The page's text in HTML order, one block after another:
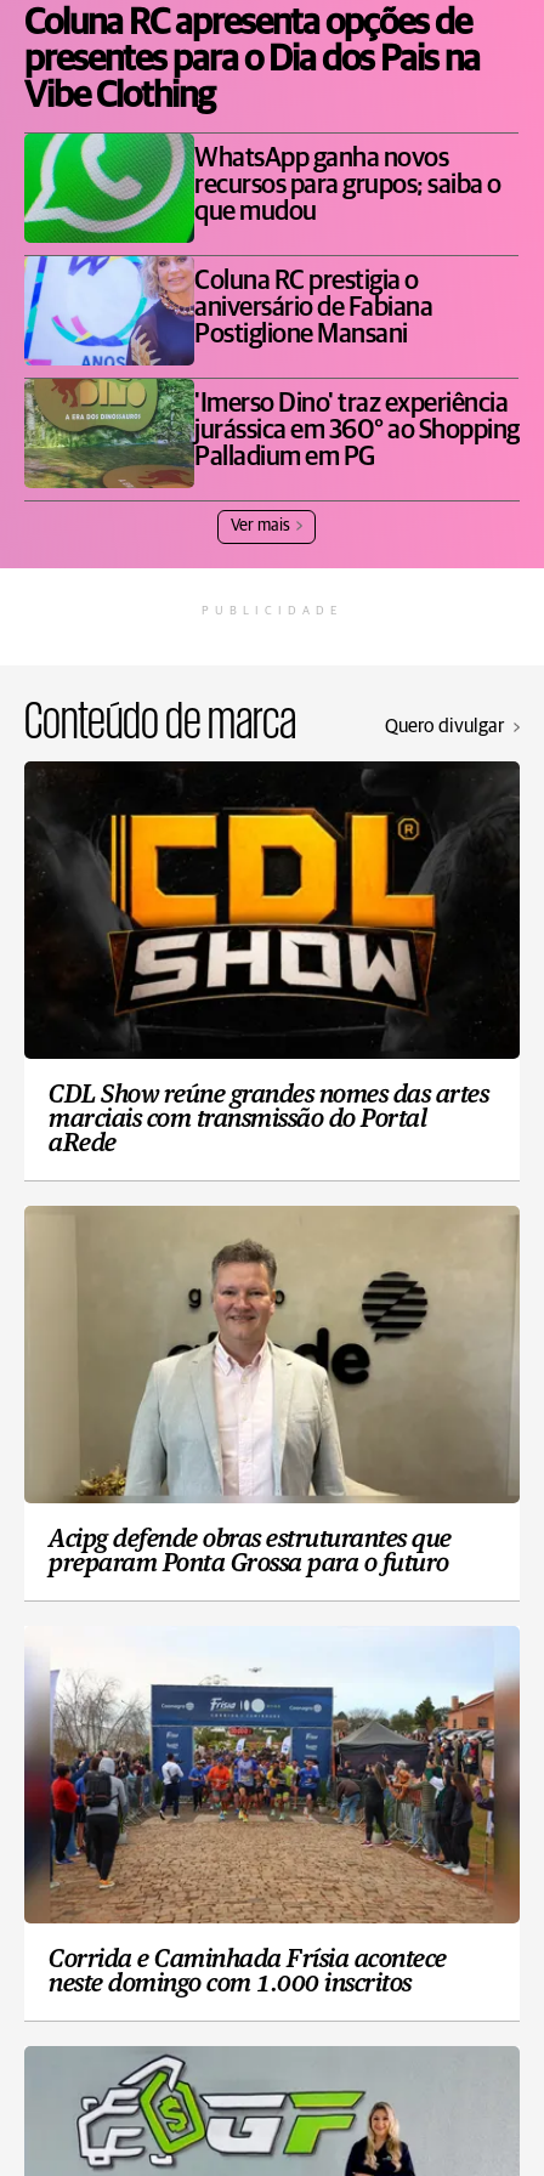
Coluna RC apresenta opções de
presentes para o Dia dos Pais na
Vibe Clothing
WhatsApp ganha novos
recursos para grupos; saiba o
que mudou
Coluna RC prestigia o
aniversário de Fabiana
Postiglione Mansani
'Imerso Dino' traz experiência
jurássica em 360° ao Shopping
Palladium em PG
Ver mais
PUBLICIDADE
Conteúdo de marca Quero divulgar
CDL Show reúne grandes nomes das artes
marciais com transmissão do Portal
aRede
Acipg defende obras estruturantes que
preparam Ponta Grossa para o futuro
Corrida e Caminhada Frísia acontece
neste domingo com 1.000 inscritos